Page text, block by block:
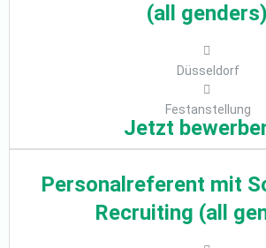
(all genders)
Düsseldorf
Festanstellung
Jetzt
Personalreferent mit
Recruiting (all